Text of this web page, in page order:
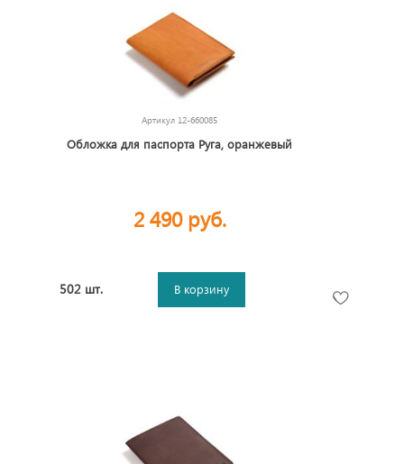
Артикул 12-660085
Обложка для паспорта Руга, оранжевый
2 490 руб.
502 шт. В корзину